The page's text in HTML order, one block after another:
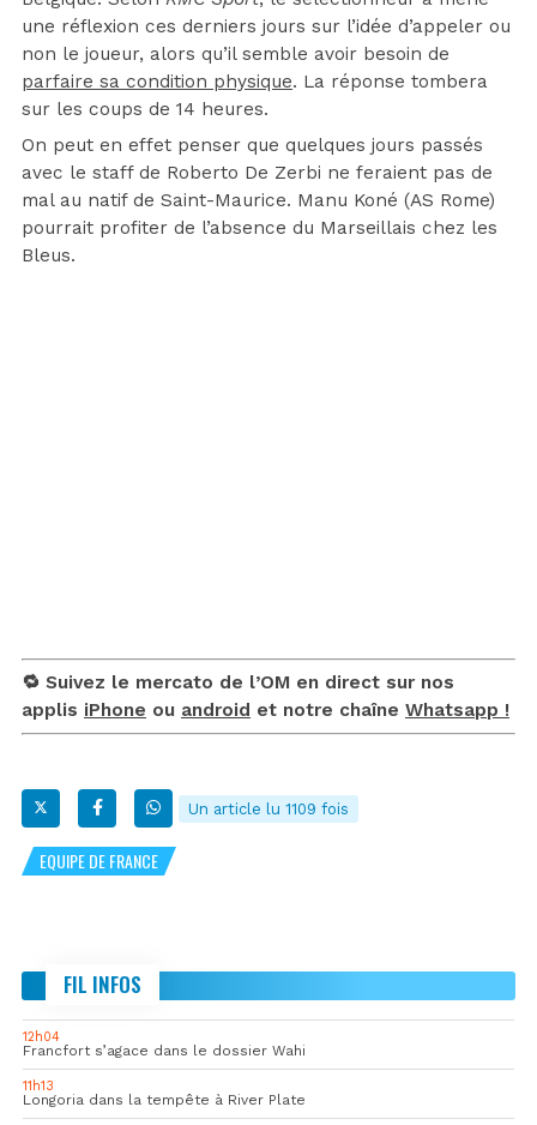
une réflexion ces derniers jours sur l’idée d’appeler ou
non le joueur, alors qu’il semble avoir besoin de
parfaire sa condition physique. La réponse tombera
sur les coups de 14 heures.
On peut en effet penser que quelques jours passés
avec le staff de Roberto De Zerbi ne feraient pas de
mal au natif de Saint-Maurice. Manu Koné (AS Rome)
pourrait profiter de l’absence du Marseillais chez les
Bleus.
🔁 Suivez le mercato de l’OM en direct sur nos
applis iPhone ou android et notre chaîne Whatsapp !
Un article lu 1109 fois
EQUIPE DE FRANCE
FIL INFOS
12h04
Francfort s’agace dans le dossier Wahi
11h13
Longoria dans la tempête à River Plate